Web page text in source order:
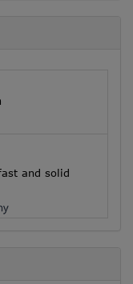
and solid